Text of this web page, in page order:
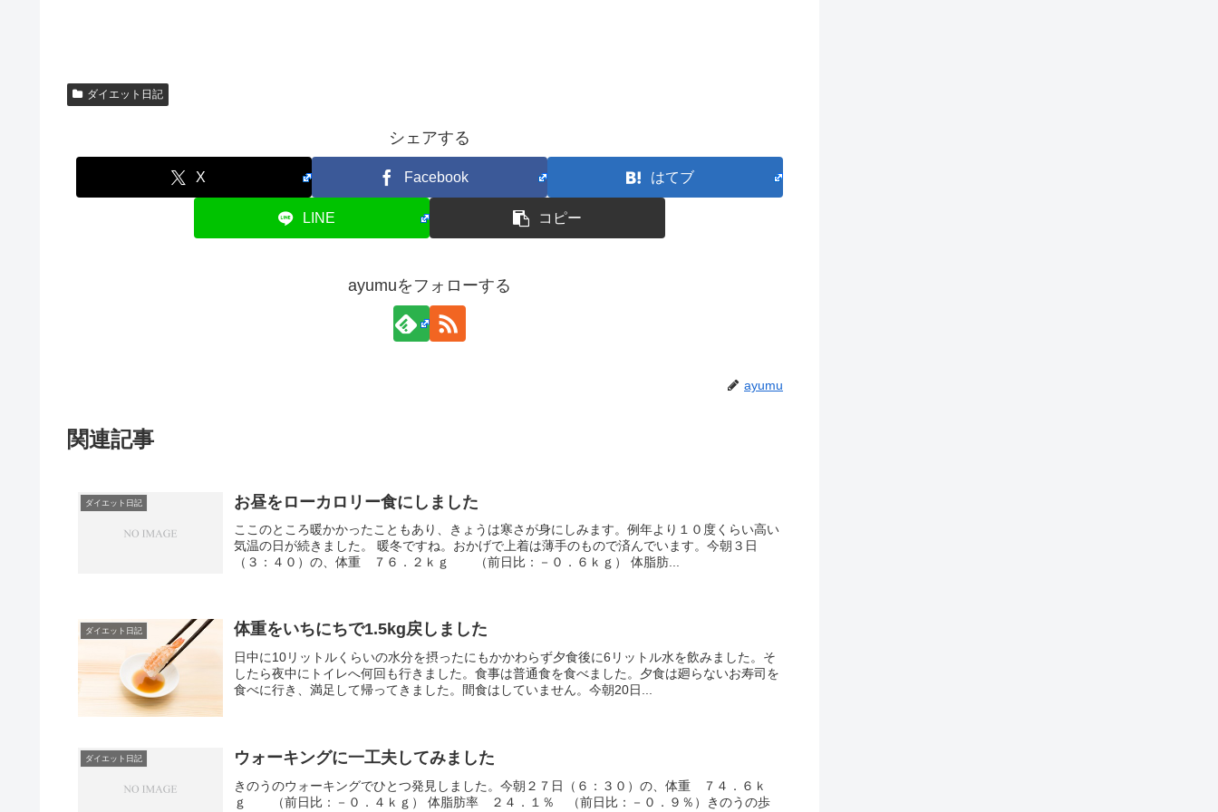
ダイエット日記
シェアする
X Facebook はてブ
LINE コピー
ayumuをフォローする
ayumu
関連記事
ダイエット日記 お昼をローカロリー食にしました
ここのところ暖かかったこともあり、きょうは寒さが身にしみます。例年より１０度くらい高い
気温の日が続きました。 暖冬ですね。おかげで上着は薄手のもので済んでいます。今朝３日
（３：４０）の、体重 ７６．２ｋｇ （前日比：－０．６ｋｇ） 体脂肪...
ダイエット日記 体重をいちにちで1.5kg戻しました
日中に10リットルくらいの水分を摂ったにもかかわらず夕食後に6リットル水を飲みました。そ
したら夜中にトイレへ何回も行きました。食事は普通食を食べました。夕食は廻らないお寿司を
食べに行き、満足して帰ってきました。間食はしていません。今朝20日...
ダイエット日記 ウォーキングに一工夫してみました
きのうのウォーキングでひとつ発見しました。今朝２７日（６：３０）の、体重 ７４．６ｋ
ｇ （前日比：－０．４ｋｇ） 体脂肪率 ２４．１％ （前日比：－０．９％）きのうの歩